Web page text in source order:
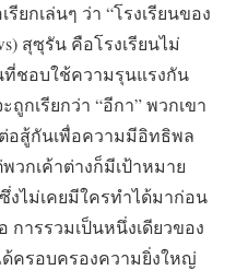
กเล่นๆ ว่า “โรงเรียนของ
สุซุรัน คือโรงเรียนไม่
ที่ชอบใช้ความรุนแรงกัน
กเรียกว่า “อีกา” พวกเขา
อสู้กันเพื่อความมีอิทธิพล
วกเค้าต่างก็มีเป้าหมาย
งไม่เคยมีใครทำได้มาก่อน
การรวมเป็นหนึ่งเดียวของ
ด้ครอบครองความยิ่งใหญ่